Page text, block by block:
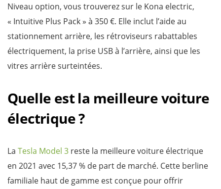
Niveau option, vous trouverez sur le Kona electric,
« Intuitive Plus Pack » à 350 €. Elle inclut l’aide au
stationnement arrière, les rétroviseurs rabattables
électriquement, la prise USB à l’arrière, ainsi que les
vitres arrière surteintées.
Quelle est la meilleure voiture
électrique ?
La Tesla Model 3 reste la meilleure voiture électrique
en 2021 avec 15,37 % de part de marché. Cette berline
familiale haut de gamme est conçue pour offrir